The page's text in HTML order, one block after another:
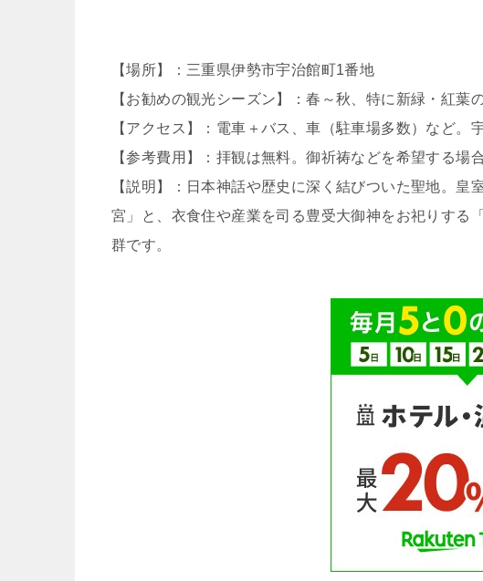
【場所】：三重県伊勢市宇治館町1番地
【お勧めの観光シーズン】：春～秋、特に新緑・紅葉
【アクセス】：電車＋バス、車（駐車場多数）など。
【参考費用】：拝観は無料。御祈祷などを希望する場
【説明】：日本神話や歴史に深く結びついた聖地。
宮」と、衣食住や産業を司る豊受大御神をお祀りする
群です。